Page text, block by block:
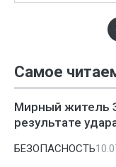
Самое
Мирный житель
результате
БЕЗОПАСНОСТЬ